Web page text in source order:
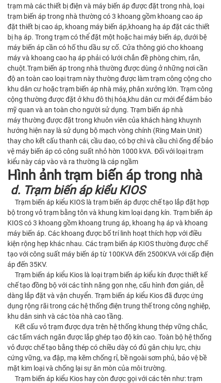
trạm mà các thiết bị điện và máy biến áp được đặt trong nhà, loại
trạm biến áp trong nhà thường có 3 khoang gồm khoang cao áp
đặt thiết bị cao áp, khoang máy biến áp,khoang hạ áp đặt các thiết
bị hạ áp. Trong trạm có thể đặt một hoặc hai máy biến áp, dưới bệ
máy biến áp cần có hố thu dầu sự cố. Cửa thông gió cho khoang
máy và khoang cao hạ áp phải có lưới chắn đề phòng chim, rắn,
chuột.Trạm biến áp trong nhà thường được dùng ở những nơi cần
độ an toàn cao loại trạm này thường được làm trạm công cộng cho
khu dân cư hoặc trạm biến áp nhà máy, phân xưởng lớn. Trạm công
cộng thường được đặt ở khu đô thị hóa,khu dân cư mới để đảm bảo
mỹ quan và an toàn cho người sử dụng. Trạm biến áp nhà
máy thường được đặt trong khuôn viên của khách hàng khuynh
hướng hiện nay là sử dụng bộ mạch vòng chính (Ring Main Unit)
thay cho kết cấu thanh cái, cầu dao, có bợ chì và cầu chì ống để bảo
vệ máy biến áp có công suất nhỏ hờn 1000 kVA. Đối với loại trạm
kiểu này cáp vào và ra thường là cáp ngầm
Hình ảnh trạm biến áp trong nhà
d. Trạm biến áp kiểu KIOS
Trạm biến áp kiểu KIOS là trạm biến áp được chế tạo lắp đặt hợp
bộ trong vỏ trạm bằng tôn và khung kim loại dạng kín. Trạm biến áp
KIOS có 3 khoang gồm khoang trung áp, khoang hạ áp và khoang
máy biến áp. Các khoang được bố trí linh hoạt thích hợp với điều
kiện rộng hẹp khác nhau. Các trạm biến áp KIOS thường được chế
tạo với công suất máy biến áp từ 100KVA đến 2500KVA với cấp điện
áp đến 35KV.
Trạm biến áp kiểu Kios là loại trạm biến áp kiểu kín được thiết kế
chế tạo đồng bộ với các tính năng gọn nhẹ, cấu hình đơn giản, dễ
dàng lắp đặt và vận chuyển. Trạm biến áp kiểu Kios đã được ứng
dụng rộng rãi trong các hệ thống điện trung thế trong công nghiệp,
khu dân sinh và các tòa nhà cao tầng.
Kết cấu vỏ trạm được dựa trên hệ thống khung thép vững chắc,
các tấm vách ngăn được lắp ghép tạo độ kín cao. Toàn bộ hệ thống
vỏ được chế tạo bằng thép có chiều dày có đủ gân chịu lực, chịu
cứng vững, va đập, mạ kẽm chống rỉ, bề ngoài sơm phủ, bảo vệ bề
mặt kim loại và chống lại sự ăn mòn của môi trường.
Trạm biến áp kiểu Kios hay còn được gọi với các tên như: trạm